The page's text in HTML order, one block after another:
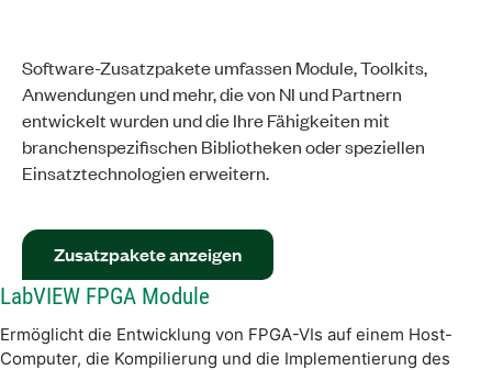
Software-Zusatzpakete umfassen Module, Toolkits,
Anwendungen und mehr, die von NI und Partnern
entwickelt wurden und die Ihre Fähigkeiten mit
branchenspezifischen Bibliotheken oder speziellen
Einsatztechnologien erweitern.
Zusatzpakete anzeigen
LabVIEW FPGA Module
Ermöglicht die Entwicklung von FPGA-VIs auf einem Host-
Computer, die Kompilierung und die Implementierung des